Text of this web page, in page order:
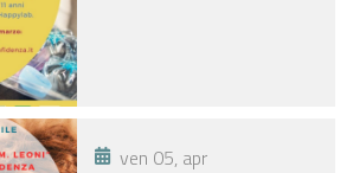
ven 05, apr